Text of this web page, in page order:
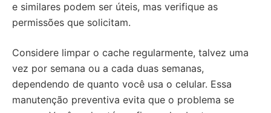
e similares podem ser úteis, mas verifique as
permissões que solicitam.
Considere limpar o cache regularmente, talvez uma
vez por semana ou a cada duas semanas,
dependendo de quanto você usa o celular. Essa
manutenção preventiva evita que o problema se